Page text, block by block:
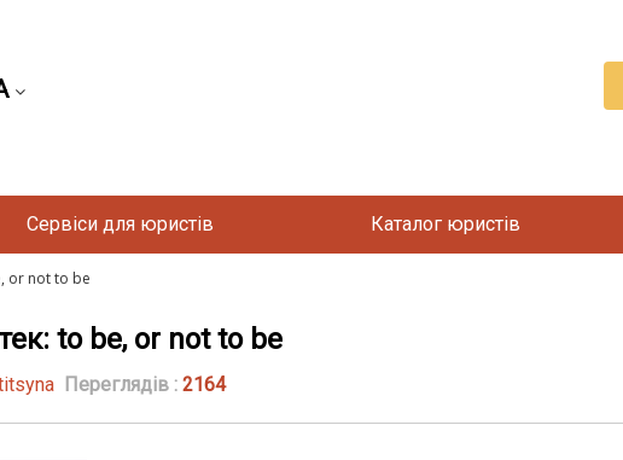
Сервіси для юристів Каталог юристів
or not to be
to be, or not to be
Переглядів : 2164